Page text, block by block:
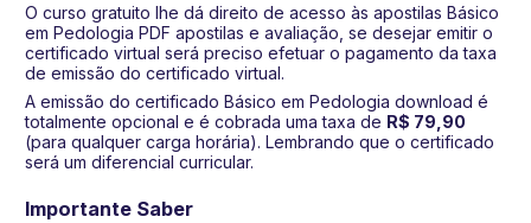
O curso gratuito lhe dá direito de acesso às apostilas Básico
em Pedologia PDF apostilas e avaliação, se desejar emitir o
certificado virtual será preciso efetuar o pagamento da taxa
de emissão do certificado virtual.
A emissão do certificado Básico em Pedologia download é
totalmente opcional e é cobrada uma taxa de R$ 79,90
(para qualquer carga horária). Lembrando que o certificado
será um diferencial curricular.
Importante Saber